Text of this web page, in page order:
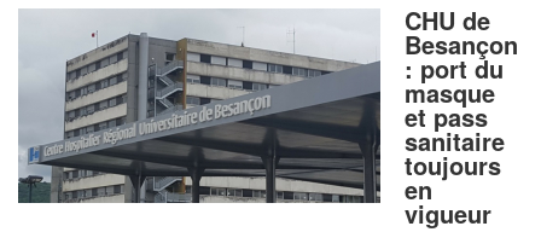
CHU de
Besançon
: port du
masque
et pass
sanitaire
toujours
en
vigueur